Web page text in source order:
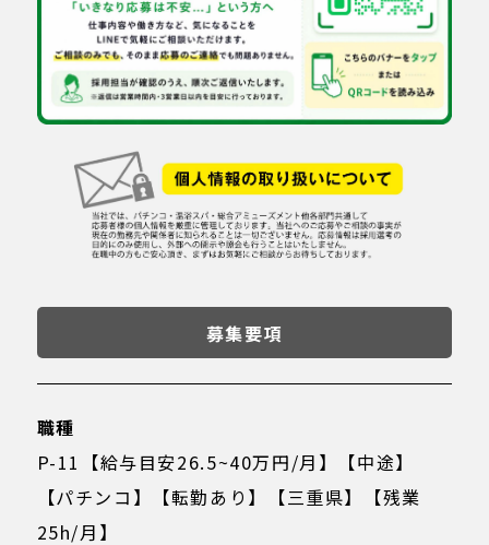
募集要項
職種
P-11【給与目安26.5~40万円/月】【中途】
【パチンコ】【転勤あり】【三重県】【残業
25h/月】